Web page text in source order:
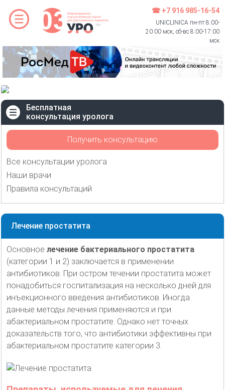
☎ +7 916 985-16-54
UNICLINICA пн-пт 8:00-
20:00 мск, сб-вс 8:00-17:00
мск
Бесплатная
консультация уролога
Получить консультацию
Все консультации уролога
Наши врачи
Правила консультаций
Лечение простатита
Основное лечение бактериального простатита
(категории 1 и 2) заключается в применении
антибиотиков. При остром течении простатита может
понадобиться госпитализация на несколько дней для
инъекционного введения антибиотиков. Иногда
данные методы лечения применяются и при
абактериальном простатите. Однако нет точных
доказательств того, что антибиотики эффективны при
абактериальном простатите категории 3.